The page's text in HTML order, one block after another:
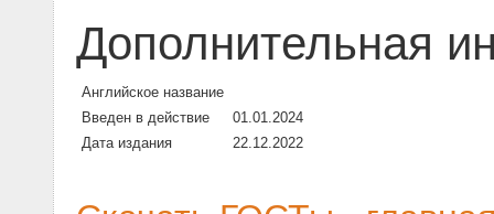
Дополнительная
Английское название
Введен в действие
01.01.2024
Дата издания
22.12.2022